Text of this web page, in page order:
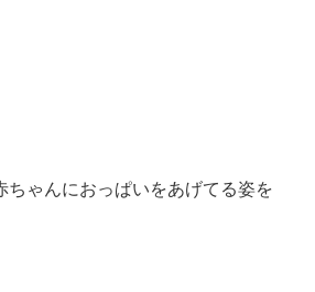
ちゃんにおっぱいをあげてる姿を